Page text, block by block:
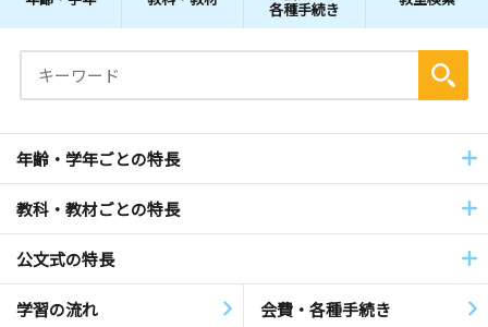
各種手続き
年齢・学年ごとの特長
教科・教材ごとの特長
公文式の特長
学習の流れ 会費・各種手続き